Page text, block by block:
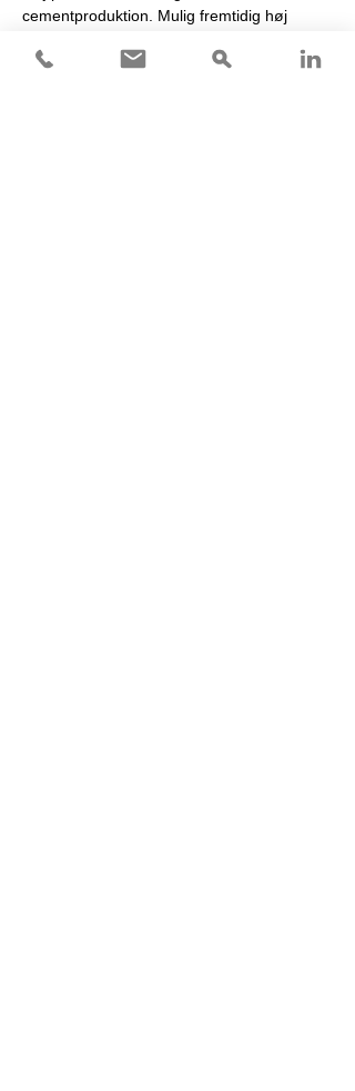
cementproduktion. Mulig fremtidig høj